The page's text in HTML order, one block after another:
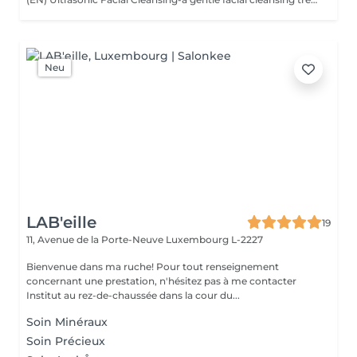
Neu
LAB'eille
19
11, Avenue de la Porte-Neuve Luxembourg L-2227
Bienvenue dans ma ruche! Pour tout renseignement
concernant une prestation, n'hésitez pas à me contacter
Institut au rez-de-chaussée dans la cour du...
Soin Minéraux
Soin Précieux